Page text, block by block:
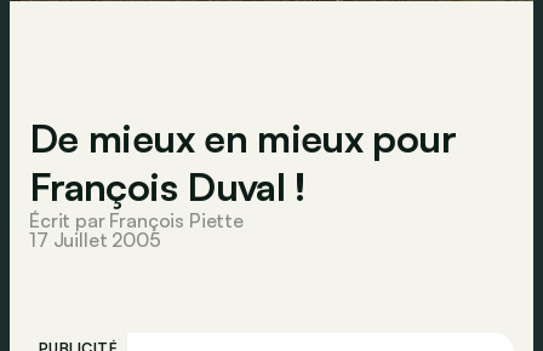
De mieux en mieux pour
François Duval !
Écrit par François Piette
17 Juillet 2005